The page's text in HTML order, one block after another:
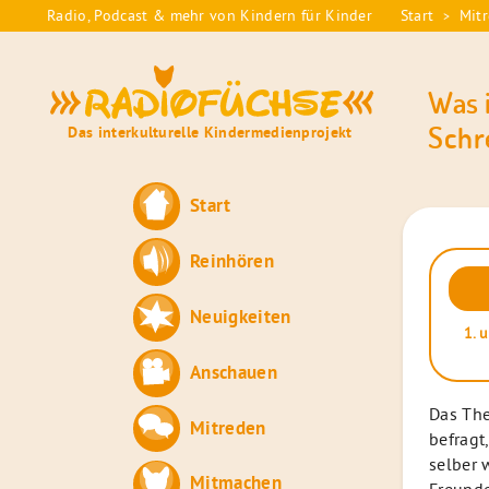
to
Radio, Podcast & mehr von Kindern für Kinder
Sie
Start >
Das interkulturelle Kindermedienprojekt
Start
Reinhören
Neuigkeiten
Anschauen
Mitreden
Mitmachen
Audio-
Player
1.
Das
selber